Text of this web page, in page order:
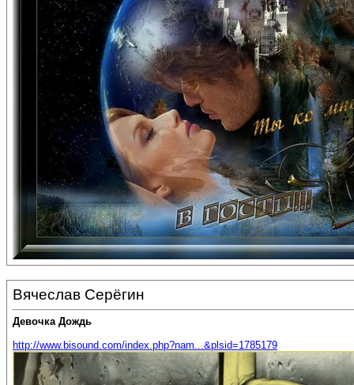
Вячеслав Серёгин
Девочка Дождь
http://www.bisound.com/index.php?nam...&plsid=1785179